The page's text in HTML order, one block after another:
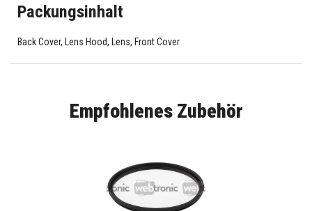
Packungsinhalt
Back Cover, Lens Hood, Lens, Front Cover
Empfohlenes Zubehör